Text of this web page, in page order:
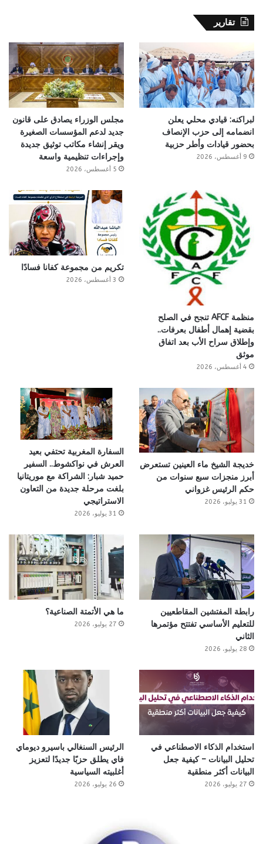
تقارير
لبراكنه: قيادي محلي يعلن
انضمامه إلى حزب الإنصاف
بحضور قيادات وأطر حزبية
9 أغسطس، 2026
مجلس الوزراء يصادق على قانون
جديد لدعم المؤسسات الصغيرة
ويقر إنشاء مكاتب توثيق جديدة
وإجراءات تنظيمية واسعة
5 أغسطس، 2026
منظمة AFCF تنجح في الصلح
بقضية إهمال أطفال بعرفات..
وإطلاق سراح الأب بعد اتفاق
موثق
4 أغسطس، 2026
تكريم من مجموعة كفانا فسادًا
3 أغسطس، 2026
خديجة الشيخ ماء العينين تستعرض
أبرز منجزات سبع سنوات من
حكم الرئيس غزواني
31 يوليو، 2026
السفارة المغربية تحتفي بعيد
العرش في نواكشوط.. السفير
حميد شبار: الشراكة مع موريتانيا
بلغت مرحلة جديدة من التعاون
الاستراتيجي
31 يوليو، 2026
رابطة المفتشين المقاطعيين
للتعليم الأساسي تفتتح مؤتمرها
الثاني
28 يوليو، 2026
ما هي الأتمتة الصناعية؟
27 يوليو، 2026
استخدام الذكاء الاصطناعي في
تحليل البيانات – كيفية جعل
البيانات أكثر منطقية
27 يوليو، 2026
الرئيس السنغالي باسيرو ديوماي
فاي يطلق حزبًا جديدًا لتعزيز
أغلبيته السياسية
26 يوليو، 2026